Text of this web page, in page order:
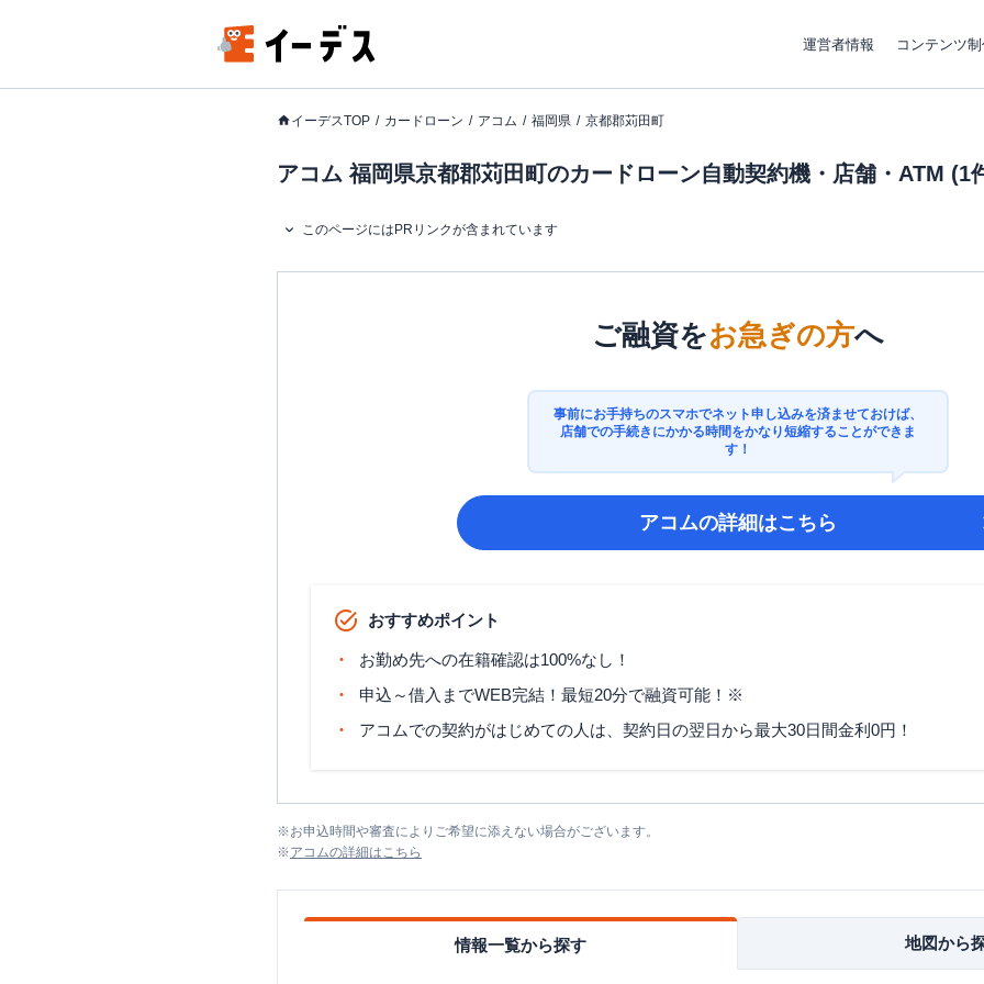
運営者情報 コンテンツ
イーデスTOP カードローン アコム 福岡県 京都郡苅田町
アコム 福岡県京都郡苅田町のカードローン自動契約機・店舗・ATM (1
このページにはPRリンクが含まれています
ご融資をお急ぎの方へ
事前にお手持ちのスマホでネット申し込みを済ませておけば、
店舗での手続きにかかる時間をかなり短縮することができま
す！
アコムの詳細はこちら
おすすめポイント
お勤め先への在籍確認は100%なし！
申込～借入までWEB完結！最短20分で融資可能！※
アコムでの契約がはじめての人は、契約日の翌日から最大30日間金利0円！
※お申込時間や審査によりご希望に添えない場合がございます。
※アコムの詳細はこちら
情報一覧から探す 地図から